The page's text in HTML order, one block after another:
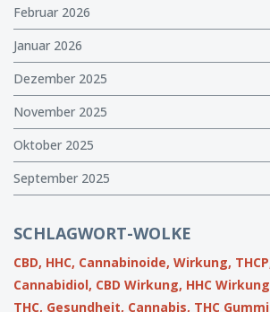
Februar 2026
Januar 2026
Dezember 2025
November 2025
Oktober 2025
September 2025
SCHLAGWORT-WOLKE
CBD, HHC, Cannabinoide, Wirkung,
Cannabidiol, CBD Wirkung, HHC
THC, Gesundheit, Cannabis, THC